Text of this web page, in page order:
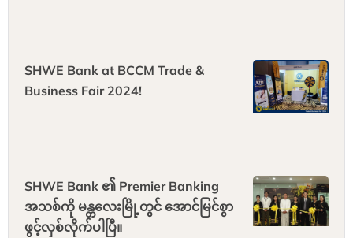
SHWE Bank at BCCM Trade &
Business Fair 2024!
SHWE Bank ၏ Premier Banking
အသစ်ကို မန္တလေးမြို့တွင် အောင်မြင်စွာ
ဖွင့်လှစ်လိုက်ပါပြီ။